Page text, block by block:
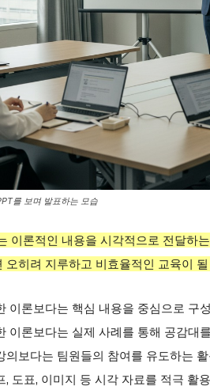
를 보며 발표하는 모습
이론적인 내용을 시각적으로 전달하
오히려 지루하고 비효율적인 교육이
이론보다는 핵심 내용을 중심으로 구
이론보다는 실제 사례를 통해 공감대
의보다는 팀원들의 참여를 유도하는
, 도표, 이미지 등 시각 자료를 적극 활